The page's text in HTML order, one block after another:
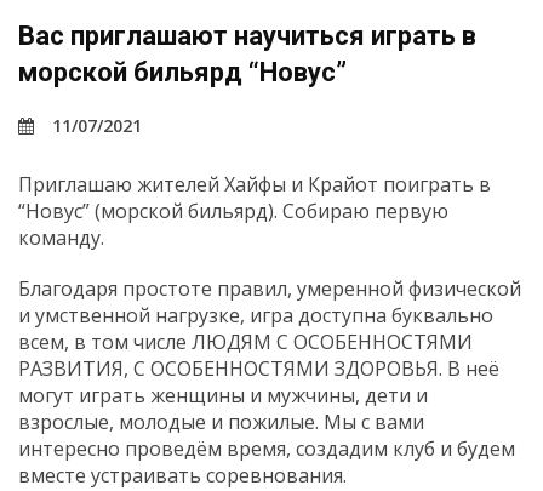
Вас приглашают научиться играть в
морской бильярд “Новус”
11/07/2021
Приглашаю жителей Хайфы и Крайот поиграть в
“Новус” (морской бильярд). Собираю первую
команду.
Благодаря простоте правил, умеренной физической
и умственной нагрузке, игра доступна буквально
всем, в том числе ЛЮДЯМ С ОСОБЕННОСТЯМИ
РАЗВИТИЯ, С ОСОБЕННОСТЯМИ ЗДОРОВЬЯ. В неё
могут играть женщины и мужчины, дети и
взрослые, молодые и пожилые. Мы с вами
интересно проведём время, создадим клуб и будем
вместе устраивать соревнования.